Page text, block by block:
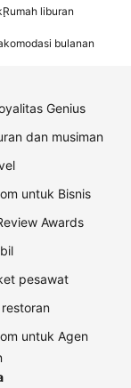
Rumah liburan
bulanan
Genius
dan musiman
untuk Bisnis
Awards
pesawat
untuk Agen